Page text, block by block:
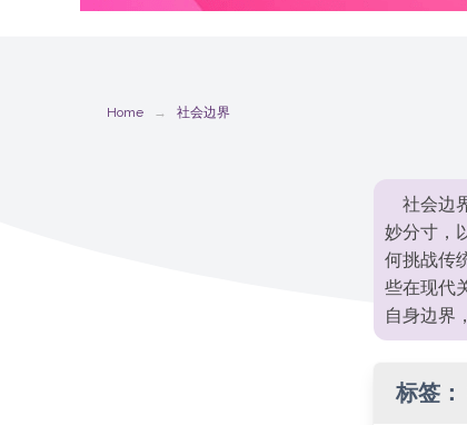
Home 社会边界
社会边
妙分寸，
何挑战传
些在现代
自身边界
标签：